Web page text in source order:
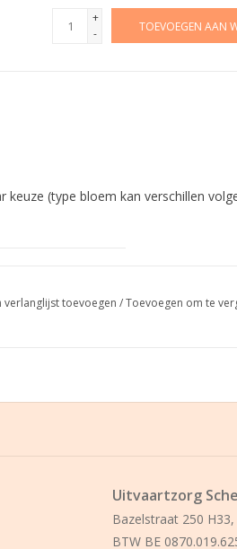
+
-
TOEVOEGEN AAN
(type bloem kan verschillen
verlanglijst toevoegen /Toevoegen om te
Uitvaartzorg
Bazelstraat 250
BTW BE